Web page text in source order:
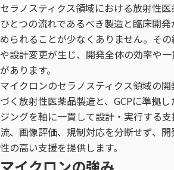
セラノスティクス領域における放射性
ひとつの流れであるべき製造と臨床開
められることが少なくありません。そ
や設計変更が生じ、開発全体の効率や
があります。
マイクロンのセラノスティクス領域の
づく放射性医薬品製造と、GCPに準拠
ジングを軸に一貫して設計・実行する
流、画像評価、規制対応を分断せず、
性の高い支援を提供します。